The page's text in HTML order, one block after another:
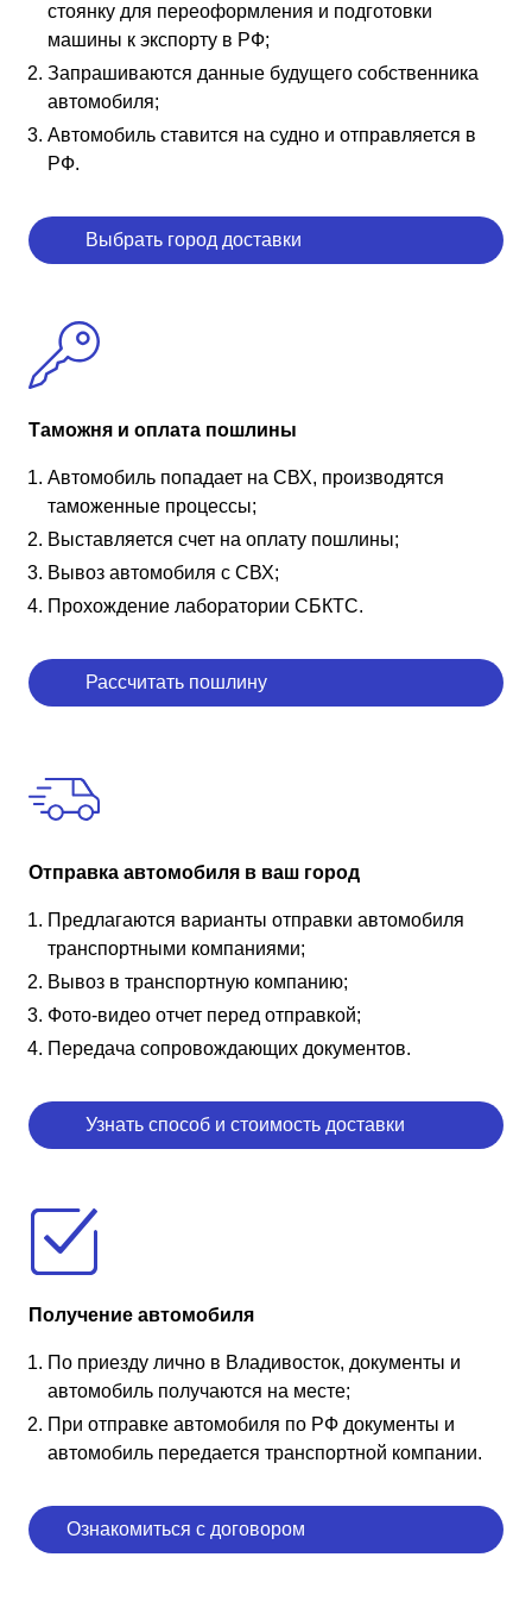
стоянку для переоформления и подготовки
машины к экспорту в РФ;
Запрашиваются данные будущего собственника
автомобиля;
Автомобиль ставится на судно и отправляется в
РФ.
Выбрать город доставки
Таможня и оплата пошлины
Автомобиль попадает на СВХ, производятся
таможенные процессы;
Выставляется счет на оплату пошлины;
Вывоз автомобиля с СВХ;
Прохождение лаборатории СБКТС.
Рассчитать пошлину
Отправка автомобиля в ваш город
Предлагаются варианты отправки автомобиля
транспортными компаниями;
Вывоз в транспортную компанию;
Фото-видео отчет перед отправкой;
Передача сопровождающих документов.
Узнать способ и стоимость доставки
Получение автомобиля
По приезду лично в Владивосток, документы и
автомобиль получаются на месте;
При отправке автомобиля по РФ документы и
автомобиль передается транспортной компании.
Ознакомиться с договором